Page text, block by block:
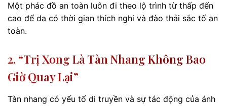
Một phác đồ an toàn luôn đi theo lộ trình từ thấp đến
cao để da có thời gian thích nghi và đào thải sắc tố an
toàn.
2. “Trị Xong Là Tàn Nhang Không Bao
Giờ Quay Lại”
Tàn nhang có yếu tố di truyền và sự tác động của ánh